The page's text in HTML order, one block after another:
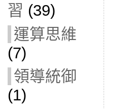
習 (39)
運算思維
(7)
領導統御
(1)